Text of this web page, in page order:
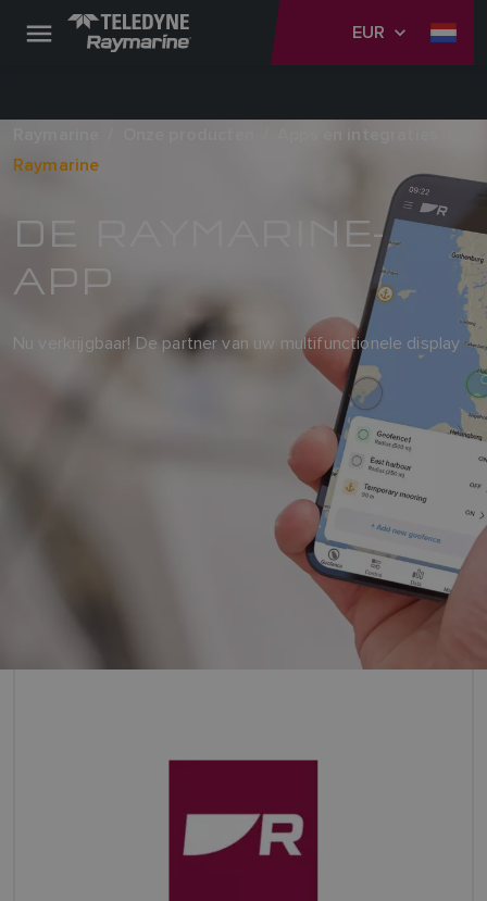
EUR
Raymarine
DE RAYMARINE-
APP
Nu verkrijgbaar! De partner van uw multifunctionele display